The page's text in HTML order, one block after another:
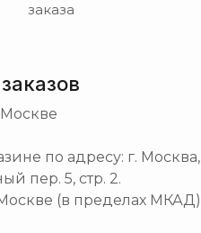
заказа
по адресу: г. Москва,
пер. 5, стр. 2.
(в пределах МКАД)